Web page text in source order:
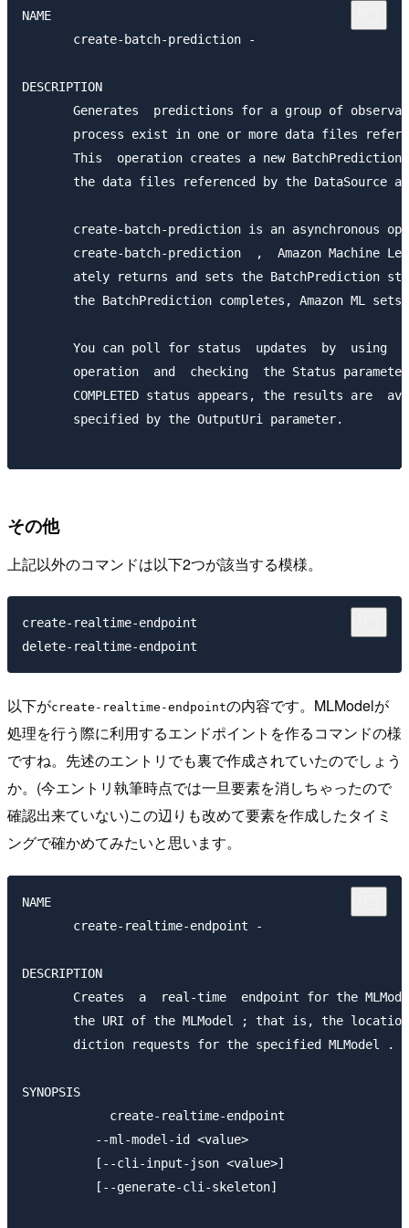
NAME
       create-batch-prediction -
DESCRIPTION
Generates  predictions for a group of
process exist in one or more data files
This  operation creates a new BatchPrediction
the data files referenced by the DataSource
create-batch-prediction is an asynchronous
create-batch-prediction  ,  Amazon Machine
ately returns and sets the BatchPrediction
the BatchPrediction completes, Amazon ML sets
You can poll for status  updates  by  using
operation  and  checking  the Status
COMPLETED status appears, the results are
       specified by the OutputUri parameter.
その他
上記以外のコマンドは以下2つが該当する模様。
create-realtime-endpoint
以下がcreate-realtime-endpointの内容です。MLModelが
処理を行う際に利用するエンドポイントを作るコマンドの様
ですね。先述のエントリでも裏で作成されていたのでしょう
か。(今エントリ執筆時点では一旦要素を消しちゃったので
確認出来ていない)この辺りも改めて要素を作成したタイミ
ングで確かめてみたいと思います。
NAME
       create-realtime-endpoint -
DESCRIPTION
Creates  a  real-time  endpoint for the
the URI of the MLModel ; that is, the
       diction requests for the specified MLModel .
SYNOPSIS
            create-realtime-endpoint
          --ml-model-id <value>
          [--cli-input-json <value>]
          [--generate-cli-skeleton]